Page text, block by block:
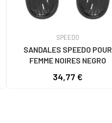
SPEEDO
SANDALES SPEEDO POUR
FEMME NOIRES NEGRO
34,77 €